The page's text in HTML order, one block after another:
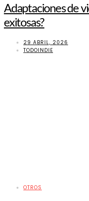
Adaptaciones de
exitosas?
29 ABRIL, 2026
TODOINDIE
OTROS